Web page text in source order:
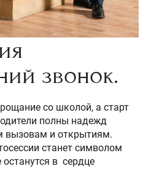
звонок.
со школой, а старт
полны надежд
вызовам и открытиям.
станет символом
в сердце